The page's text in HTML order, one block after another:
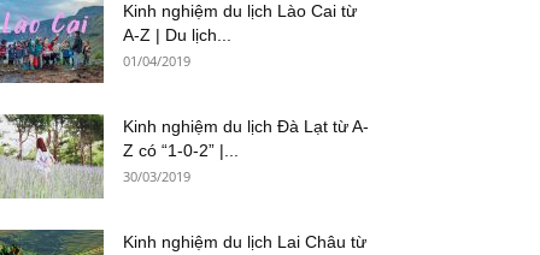
Kinh nghiệm du lịch Lào Cai từ
A-Z | Du lịch...
01/04/2019
Kinh nghiệm du lịch Đà Lạt từ A-
Z có “1-0-2” |...
30/03/2019
Kinh nghiệm du lịch Lai Châu từ